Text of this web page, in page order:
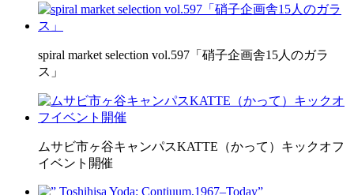
spiral market selection vol.597「硝子企画舎15人のガラ
ス」
ムサビ市ヶ谷キャンパスKATTE（かって）キックオフ
イベント開催